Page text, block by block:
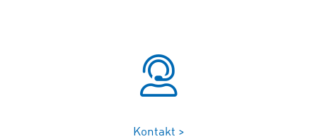
Kontakt >